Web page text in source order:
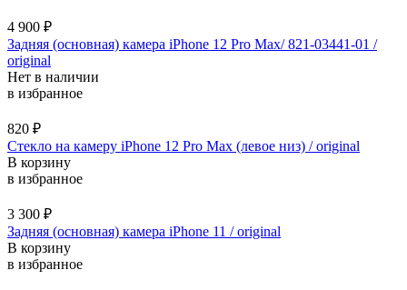
4 900 ₽
Задняя (основная) камера iPhone 12 Pro Max/ 821-03441-01 /
original
Нет в наличии
в избранное
820 ₽
Стекло на камеру iPhone 12 Pro Max (левое низ) / original
В корзину
в избранное
3 300 ₽
Задняя (основная) камера iPhone 11 / original
В корзину
в избранное